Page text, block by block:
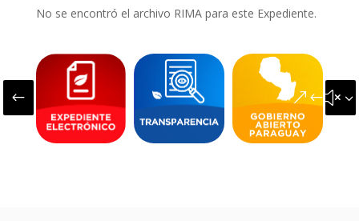
No se encontró el archivo RIMA para este Expediente.
#